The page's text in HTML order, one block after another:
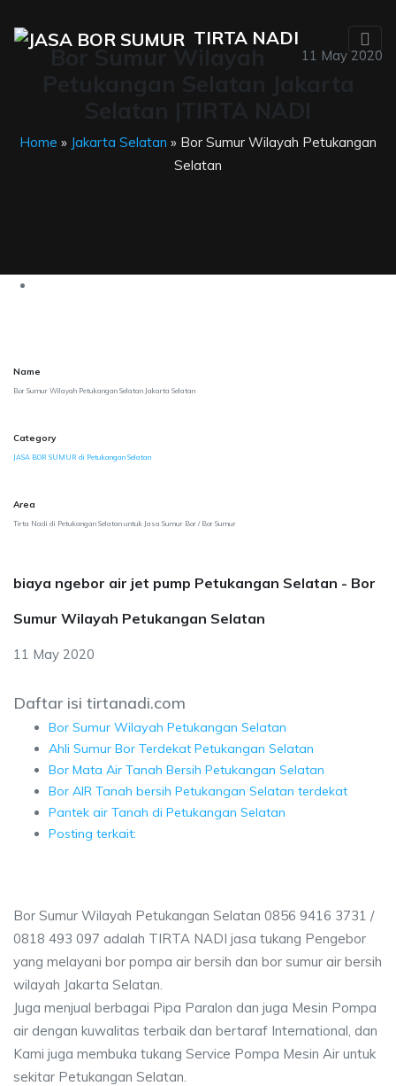
TIRTA NADI
11 May 2020
Home » Jakarta Selatan » Bor Sumur Wilayah Petukangan
Selatan
Name
Bor Sumur Wilayah Petukangan Selatan Jakarta Selatan
Category
JASA BOR SUMUR di Petukangan Selatan
Area
Tirta Nadi di Petukangan Selatan untuk Jasa Sumur Bor / Bor Sumur
biaya ngebor air jet pump Petukangan Selatan - Bor
Sumur Wilayah Petukangan Selatan
11 May 2020
Daftar isi tirtanadi.com
Bor Sumur Wilayah Petukangan Selatan
Ahli Sumur Bor Terdekat Petukangan Selatan
Bor Mata Air Tanah Bersih Petukangan Selatan
Bor AIR Tanah bersih Petukangan Selatan terdekat
Pantek air Tanah di Petukangan Selatan
Posting terkait:
Bor Sumur Wilayah Petukangan Selatan 0856 9416 3731 /
0818 493 097 adalah TIRTA NADI jasa tukang Pengebor
yang melayani bor pompa air bersih dan bor sumur air bersih
wilayah Jakarta Selatan.
Juga menjual berbagai Pipa Paralon dan juga Mesin Pompa
air dengan kuwalitas terbaik dan bertaraf International, dan
Kami juga membuka tukang Service Pompa Mesin Air untuk
sekitar Petukangan Selatan.